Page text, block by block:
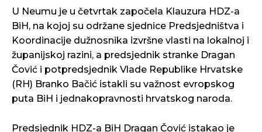
U Neumu je u četvrtak započela Klauzura HDZ-a
BiH, na kojoj su održane sjednice Predsjedništva i
Koordinacije dužnosnika izvršne vlasti na lokalnoj i
županijskoj razini, a predsjednik stranke Dragan
Čović i potpredsjednik Vlade Republike Hrvatske
(RH) Branko Bačić istakli su važnost evropskog
puta BiH i jednakopravnosti hrvatskog naroda.
Predsjednik HDZ-a BiH Dragan Čović istakao je